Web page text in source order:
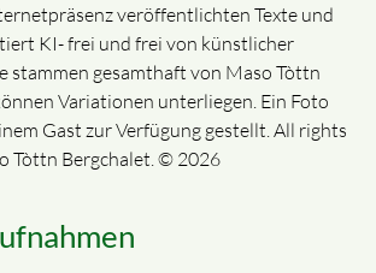
veröffentlichten Texte und
KI- frei und frei von künstlicher
stammen gesamthaft von Maso Tòttn
Variationen unterliegen. Ein Foto
Gast zur Verfügung gestellt. All rights
Tòttn Bergchalet. © 2026